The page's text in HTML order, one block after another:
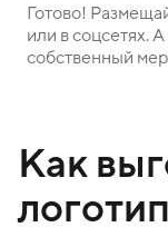
Готово!
или в соцсетях.
собственный
Как
логотип